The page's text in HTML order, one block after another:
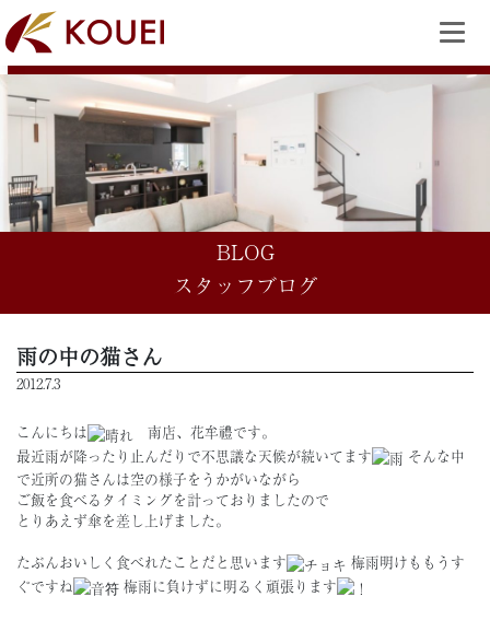
BLOG
スタッフブログ
雨の中の猫さん
2012.7.3
こんにちは
南店、花牟禮です。
最近雨が降ったり止んだりで不思議な天候が続いてます
そんな中
で近所の猫さんは空の様子をうかがいながら
ご飯を食べるタイミングを計っておりましたので
とりあえず傘を差し上げました。
たぶんおいしく食べれたことだと思います
梅雨明けももうす
ぐですね
梅雨に負けずに明るく頑張ります